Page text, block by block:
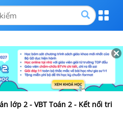
lớp 2 - VBT Toán 2 - Kết nối tri